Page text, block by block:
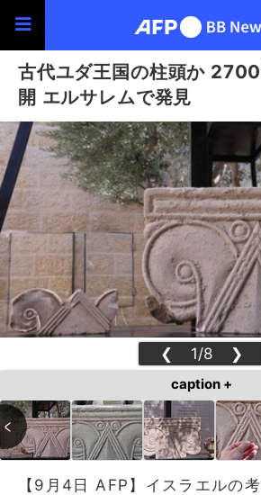
古代ユダ王国の柱頭か
開 エルサレムで発見
❮ 1/8 ❯
caption +
【9月4日 AFP】イスラエルの